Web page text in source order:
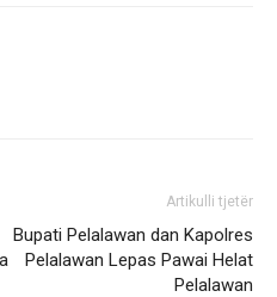
Artikulli tjetër
Bupati Pelalawan dan Kapolres
Pelalawan Lepas Pawai Helat
Pelalawan